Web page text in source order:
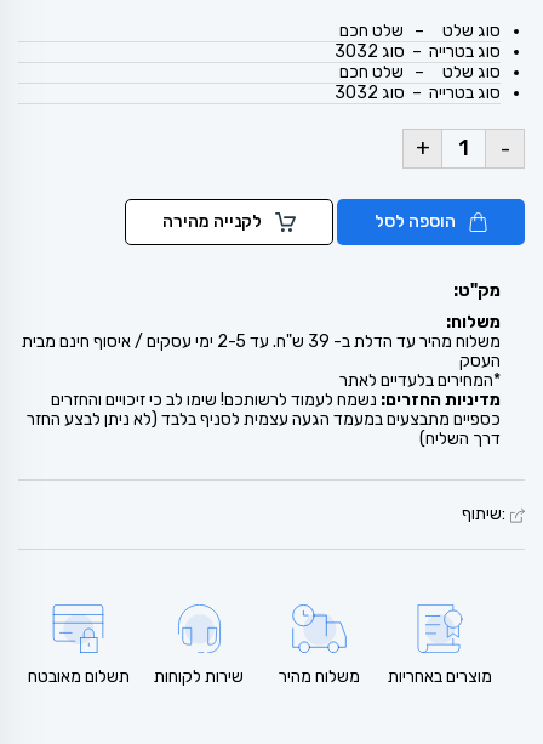
סוג שלט – שלט חכם
סוג בטרייה – סוג 3032
סוג שלט – שלט חכם
סוג בטרייה – סוג 3032
-
+
הוספה לסל לקנייה מהירה
מק"ט:
משלוח:
משלוח מהיר עד הדלת ב- 39 ש"ח. עד 2-5 ימי עסקים / איסוף חינם מבית
העסק
*המחירים בלעדיים לאתר
מדיניות החזרים: נשמח לעמוד לרשותכם! שימו לב כי זיכויים והחזרים
כספיים מתבצעים במעמד הגעה עצמית לסניף בלבד (לא ניתן לבצע החזר
דרך השליח)
:שיתוף
מוצרים באחריות משלוח מהיר שירות לקוחות תשלום מאובטח